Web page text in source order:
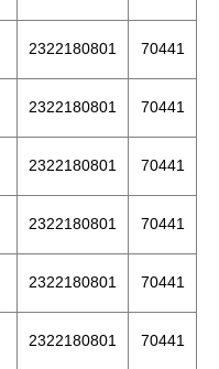
2322180801 70441
2322180801 70441
2322180801 70441
2322180801 70441
2322180801 70441
2322180801 70441